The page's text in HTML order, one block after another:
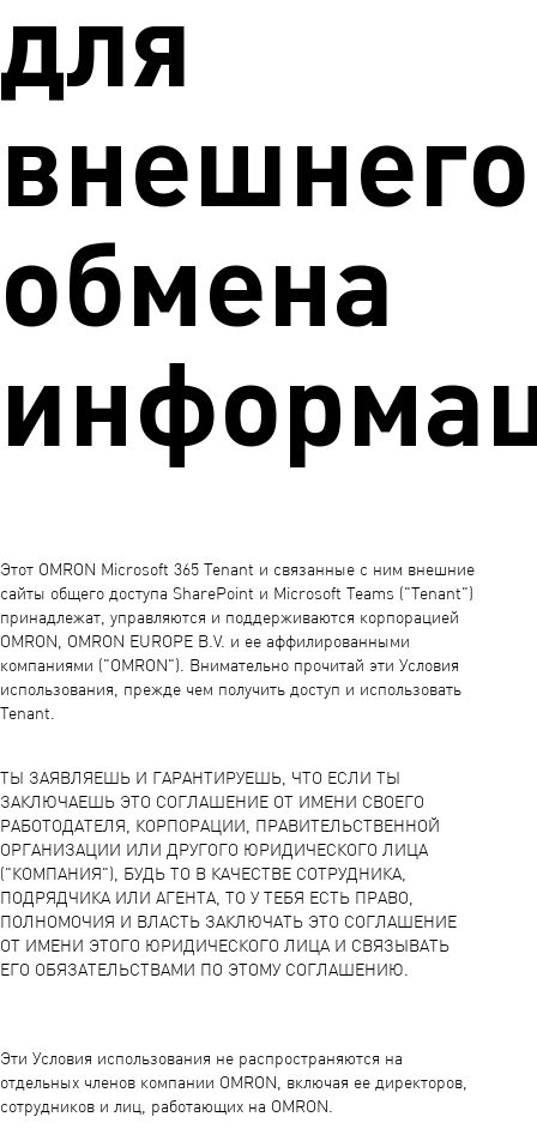
для
внешнего
обмена
Этот OMRON Microsoft 365 Tenant и связанные с ним внешние
сайты общего доступа SharePoint и Microsoft Teams ("Tenant")
принадлежат, управляются и поддерживаются корпорацией
OMRON, OMRON EUROPE B.V. и ее аффилированными
компаниями ("OMRON"). Внимательно прочитай эти Условия
использования, прежде чем получить доступ и использовать
Tenant.
ТЫ ЗАЯВЛЯЕШЬ И ГАРАНТИРУЕШЬ, ЧТО ЕСЛИ ТЫ
ЗАКЛЮЧАЕШЬ ЭТО СОГЛАШЕНИЕ ОТ ИМЕНИ СВОЕГО
РАБОТОДАТЕЛЯ, КОРПОРАЦИИ, ПРАВИТЕЛЬСТВЕННОЙ
ОРГАНИЗАЦИИ ИЛИ ДРУГОГО ЮРИДИЧЕСКОГО ЛИЦА
("КОМПАНИЯ"), БУДЬ ТО В КАЧЕСТВЕ СОТРУДНИКА,
ПОДРЯДЧИКА ИЛИ АГЕНТА, ТО У ТЕБЯ ЕСТЬ ПРАВО,
ПОЛНОМОЧИЯ И ВЛАСТЬ ЗАКЛЮЧАТЬ ЭТО СОГЛАШЕНИЕ
ОТ ИМЕНИ ЭТОГО ЮРИДИЧЕСКОГО ЛИЦА И СВЯЗЫВАТЬ
ЕГО ОБЯЗАТЕЛЬСТВАМИ ПО ЭТОМУ СОГЛАШЕНИЮ.
Эти Условия использования не распространяются на
отдельных членов компании OMRON, включая ее директоров,
сотрудников и лиц, работающих на OMRON.